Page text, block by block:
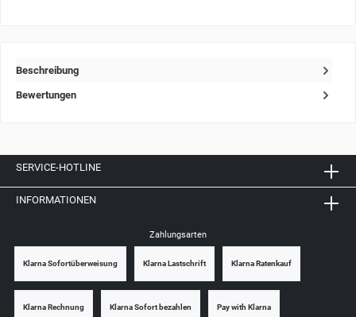
Beschreibung
Bewertungen
SERVICE-HOTLINE
INFORMATIONEN
Zahlungsarten
Klarna Sofortüberweisung Klarna Lastschrift Klarna Ratenkauf
Klarna Rechnung Klarna Sofort bezahlen Pay with Klarna